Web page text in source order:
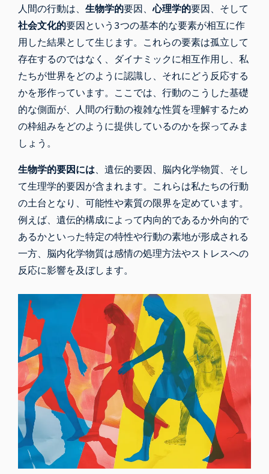
人間の行動は、生物学的要因、心理学的要因、そして
社会文化的要因という3つの基本的な要素が相互に作
用した結果として生じます。これらの要素は孤立して
存在するのではなく、ダイナミックに相互作用し、私
たちが世界をどのように認識し、それにどう反応する
かを形作っています。ここでは、行動のこうした基礎
的な側面が、人間の行動の複雑な性質を理解するため
の枠組みをどのように提供しているのかを探ってみま
しょう。
生物学的要因には、遺伝的要因、脳内化学物質、そし
て生理学的要因が含まれます。これらは私たちの行動
の土台となり、可能性や素質の限界を定めています。
例えば、遺伝的構成によって内向的であるか外向的で
あるかといった特定の特性や行動の素地が形成される
一方、脳内化学物質は感情の処理方法やストレスへの
反応に影響を及ぼします。